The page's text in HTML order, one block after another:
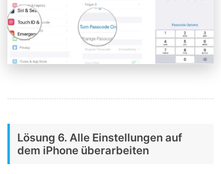
Lösung 6. Alle Einstellungen auf
dem iPhone überarbeiten